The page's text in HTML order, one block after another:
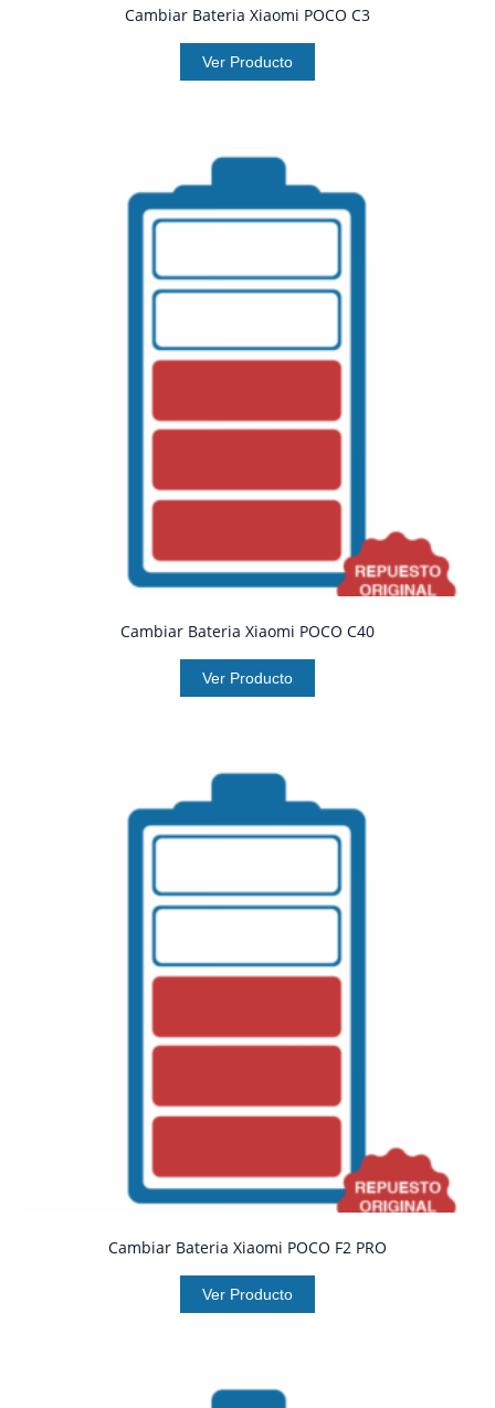
Cambiar Bateria Xiaomi POCO C3
Ver Producto
Cambiar Bateria Xiaomi POCO C40
Ver Producto
Cambiar Bateria Xiaomi POCO F2 PRO
Ver Producto